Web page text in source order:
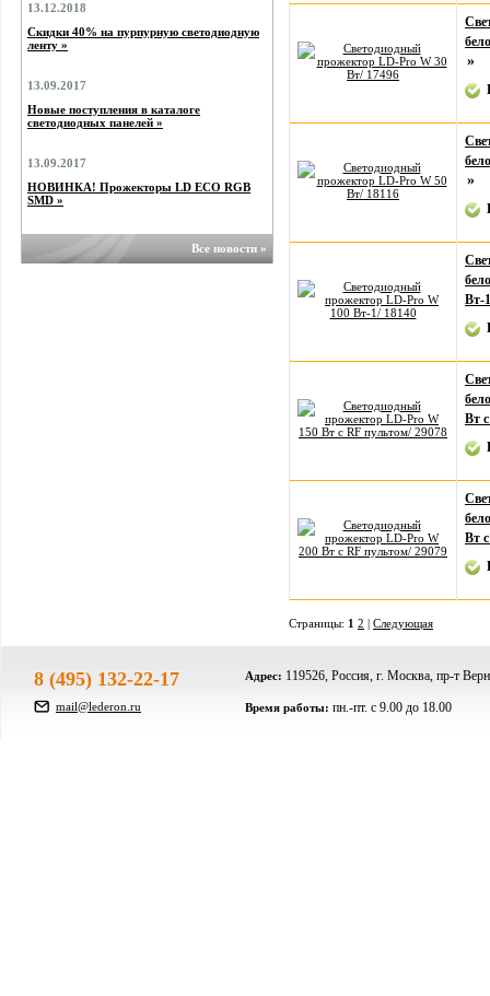
13.12.2018
Скидки 40% на пурпурную светодиодную
ленту »
13.09.2017
Новые поступления в каталоге
светодиодных панелей »
13.09.2017
НОВИНКА! Прожекторы LD ECO RGB
SMD »
Все новости »
»
»
Вт-
Вт
Вт
Страницы: 1 2 | Следующая
8 (495) 132-22-17
mail@lederon.ru
Адрес: 119526, Россия, г. Москва, пр-т
Время работы: пн.-пт. c 9.00 до 18.00